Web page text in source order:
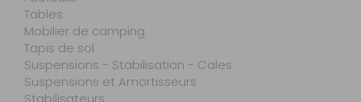
Tables
Mobilier de camping
Tapis de sol
Suspensions - Stabilisation - Cales
Suspensions et Amortisseurs
Stabilisateurs